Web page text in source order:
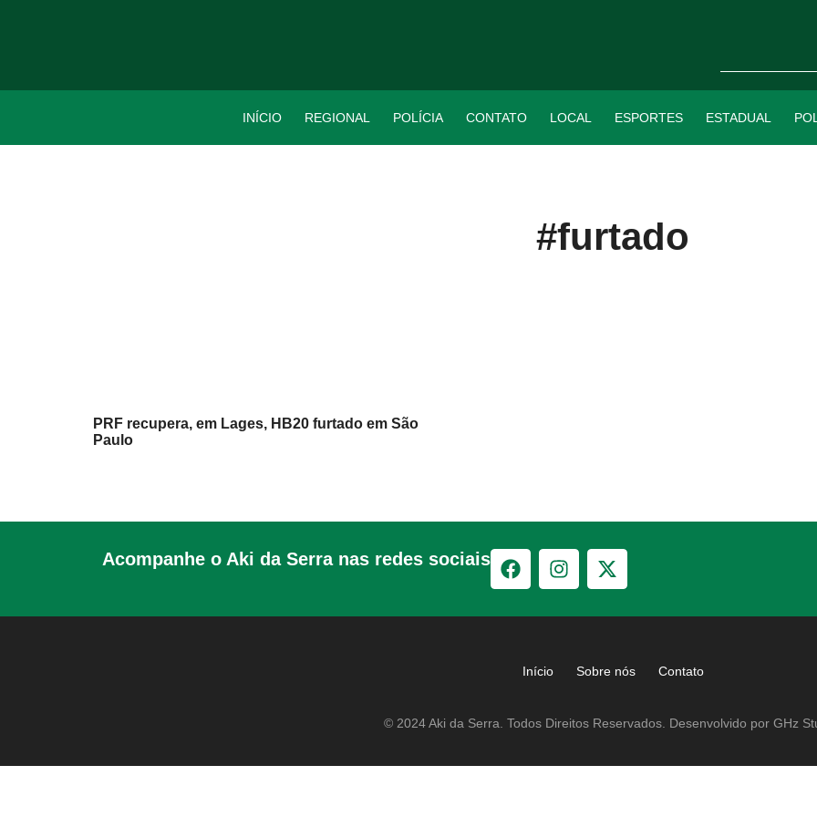
INÍCIO REGIONAL POLÍCIA CONTATO LOCAL ESPORTES ESTADUAL
#furtado
PRF recupera, em Lages, HB20 furtado em São
Paulo
Acompanhe o Aki da Serra nas redes sociais
Início Sobre nós Contato
© 2024 Aki da Serra. Todos Direitos Reservados. Desenvolvido por GHz